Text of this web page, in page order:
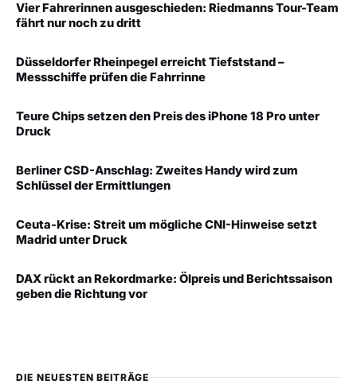
Vier Fahrerinnen ausgeschieden: Riedmanns Tour-Team
fährt nur noch zu dritt
Düsseldorfer Rheinpegel erreicht Tiefststand –
Messschiffe prüfen die Fahrrinne
Teure Chips setzen den Preis des iPhone 18 Pro unter
Druck
Berliner CSD-Anschlag: Zweites Handy wird zum
Schlüssel der Ermittlungen
Ceuta-Krise: Streit um mögliche CNI-Hinweise setzt
Madrid unter Druck
DAX rückt an Rekordmarke: Ölpreis und Berichtssaison
geben die Richtung vor
DIE NEUESTEN BEITRÄGE